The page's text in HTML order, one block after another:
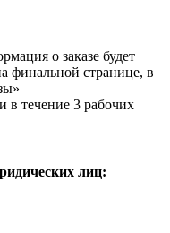
о заказе будет
финальной странице, в
в течение 3 рабочих
лиц: